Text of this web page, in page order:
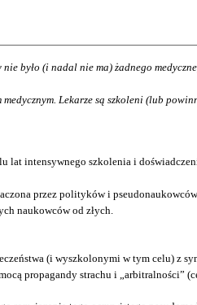
było (i nadal nie ma) żadnego
medycznym. Lekarze są szkoleni (lub
lat intensywnego szkolenia i
przez polityków i
naukowców od złych.
(i wyszkolonymi w tym celu) z
propagandy strachu i „arbitralności”